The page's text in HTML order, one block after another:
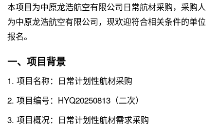
本项目为中原龙浩航空有限公司日常航材采购，采购人
为中原龙浩航空有限公司，现欢迎符合相关条件的单位
报名。
一、项目背景
1. 项目名称：日常计划性航材采购
2. 项目编号：HYQ20250813（二次）
3. 项目概况：日常计划性航材需求采购